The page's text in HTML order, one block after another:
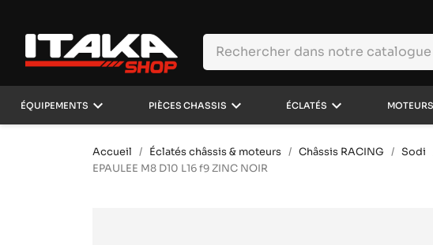
ÉQUIPEMENTS keyboard_arrow_down PIÈCES CHASSIS keyboard_arrow_down ÉCLATÉS keyboard_arrow_down MOTEURS
Accueil Éclatés châssis & moteurs Châssis RACING Sodi
EPAULEE M8 D10 L16 f9 ZINC NOIR